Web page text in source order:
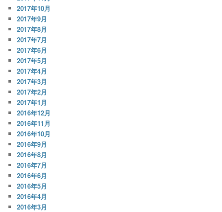
2017年10月
2017年9月
2017年8月
2017年7月
2017年6月
2017年5月
2017年4月
2017年3月
2017年2月
2017年1月
2016年12月
2016年11月
2016年10月
2016年9月
2016年8月
2016年7月
2016年6月
2016年5月
2016年4月
2016年3月